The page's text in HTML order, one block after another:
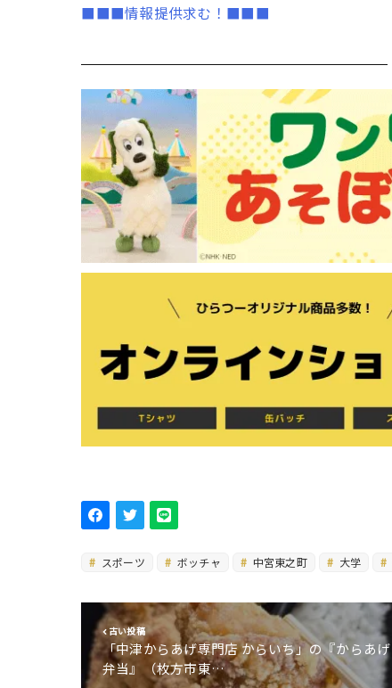
■■■情報提供求む！■■■
スポーツ ボッチャ 中宮東之町 大学
古い投稿
「中津からあげ専門店 からいち」の『からあげ
弁当』（枚方市東…